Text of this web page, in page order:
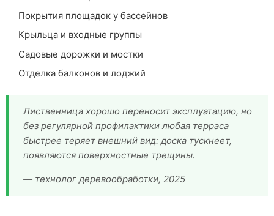
Покрытия площадок у бассейнов
Крыльца и входные группы
Садовые дорожки и мостки
Отделка балконов и лоджий
Лиственница хорошо переносит эксплуатацию, но
без регулярной профилактики любая терраса
быстрее теряет внешний вид: доска тускнеет,
появляются поверхностные трещины.
— технолог деревообработки, 2025